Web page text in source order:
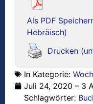
Als PDF
Hebräisch)
Drucken
In Kategorie:
Juli 24, 2020 – 3
Schlagwörter: